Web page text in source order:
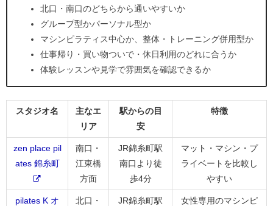
北口・南口のどちらから通いやすいか
グループ型かパーソナル型か
マシンピラティス中心か、整体・トレーニング併用型か
仕事帰り・買い物ついで・休日利用のどれに合うか
体験レッスンや見学で雰囲気を確認できるか
スタジオ名
主なエ
リア
駅からの目
安
特徴
zen place pil
ates 錦糸町
南口・
江東橋
方面
JR錦糸町駅
南口より徒
歩4分
マット・マシン・プ
ライベートを比較し
やすい
pilates K オ
北口・
JR錦糸町駅
女性専用のマシンピ